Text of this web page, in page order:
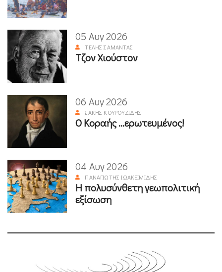
05 Αυγ 2026
ΤΈΛΗΣ ΣΑΜΑΝΤΆΣ
Τζον Χιούστον
06 Αυγ 2026
ΣΆΚΗΣ ΚΟΥΡΟΥΖΊΔΗΣ
Ο Κοραής ...ερωτευμένος!
04 Αυγ 2026
ΠΑΝΑΓΙΏΤΗΣ ΙΩΑΚΕΙΜΊΔΗΣ
Η πολυσύνθετη γεωπολιτική
εξίσωση